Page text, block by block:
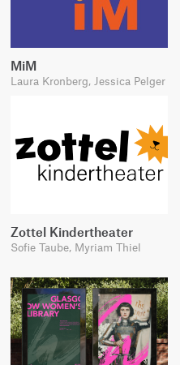
MiM
Laura Kronberg, Jessica Pelger
Zottel Kindertheater
Sofie Taube, Myriam Thiel